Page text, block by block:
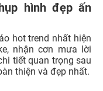
hình đẹp ấn
hot trend nhất hiện
nhận cơn mưa lời
tiết quan trọng sau
thiện và đẹp nhất.